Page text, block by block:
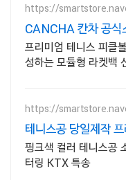
https://
CANCHA 칸차 공식
스 브랜드
프리미엄 테니스 피클
성하는 모듈형 라켓백
https://
테니스공 당일제작
핑크색 컬러 테니스공
터링 KTX 특송